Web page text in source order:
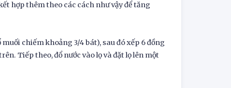
hợp thêm theo các cách như vậy để tăng
chiếm khoảng 3/4 bát), sau đó xếp 6 đồng
Tiếp theo, đổ nước vào lọ và đặt lọ lên một